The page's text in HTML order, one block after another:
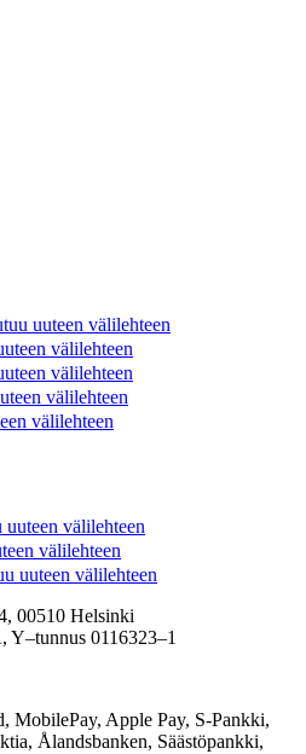
uuteen välilehteen
välilehteen
välilehteen
välilehteen
välilehteen
uuteen välilehteen
välilehteen
uuteen välilehteen
00510 Helsinki
Y–tunnus 0116323–1
MobilePay, Apple Pay, S-Pankki,
Ålandsbanken, Säästöpankki,